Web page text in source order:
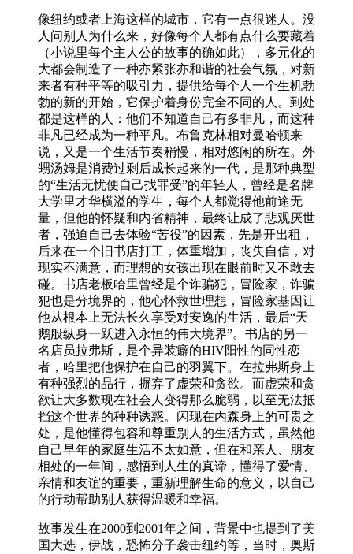
像纽约或者上海这样的城市，它有一点很迷人。没
人问别人为什么来，好像每个人都有点什么要藏着
（小说里每个主人公的故事的确如此），多元化的
大都会制造了一种亦紧张亦和谐的社会气氛，对新
来者有种平等的吸引力，提供给每个人一个生机勃
勃的新的开始，它保护着身份完全不同的人。到处
都是这样的人：他们不知道自己有多非凡，而这种
非凡已经成为一种平凡。布鲁克林相对曼哈顿来
说，又是一个生活节奏稍慢，相对悠闲的所在。外
甥汤姆是消费过剩后成长起来的一代，是那种典型
的“生活无忧便自己找罪受”的年轻人，曾经是名牌
大学里才华横溢的学生，每个人都觉得他前途无
量，但他的怀疑和内省精神，最终让成了悲观厌世
者，强迫自己去体验“苦役”的因素，先是开出租，
后来在一个旧书店打工，体重增加，丧失自信，对
现实不满意，而理想的女孩出现在眼前时又不敢去
碰。书店老板哈里曾经是个诈骗犯，冒险家，诈骗
犯也是分境界的，他心怀救世理想，冒险家基因让
他从根本上无法长久享受对安逸的生活，最后“天
鹅般纵身一跃进入永恒的伟大境界”。书店的另一
名店员拉弗斯，是个异装癖的HIV阳性的同性恋
者，哈里把他保护在自己的羽翼下。在拉弗斯身上
有种强烈的品行，摒弃了虚荣和贪欲。而虚荣和贪
欲让大多数现在社会人变得那么脆弱，以至无法抵
挡这个世界的种种诱惑。闪现在内森身上的可贵之
处，是他懂得包容和尊重别人的生活方式，虽然他
自己早年的家庭生活不太如意，但在和亲人、朋友
相处的一年间，感悟到人生的真谛，懂得了爱情、
亲情和友谊的重要，重新理解生命的意义，以自己
的行动帮助别人获得温暖和幸福。
故事发生在2000到2001年之间，背景中也提到了美
国大选，伊战，恐怖分子袭击纽约等，当时，奥斯